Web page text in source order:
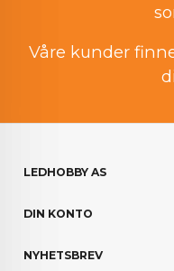
Våre kunder
LEDHOBBY AS
DIN KONTO
NYHETSBREV